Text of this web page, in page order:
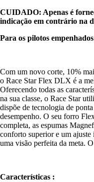
CUIDADO: Apenas é
indicação em contrário na
Para os pilotos empenhados
Com um novo corte, 10%
o Race Star Flex DLX é a
Oferecendo todas as
na sua classe, o Race Star
dispõe de tecnologia de
desempenho. O seu forro
completa, as espumas
conforto superior e um
uma visão perfeita da meta.
Características :